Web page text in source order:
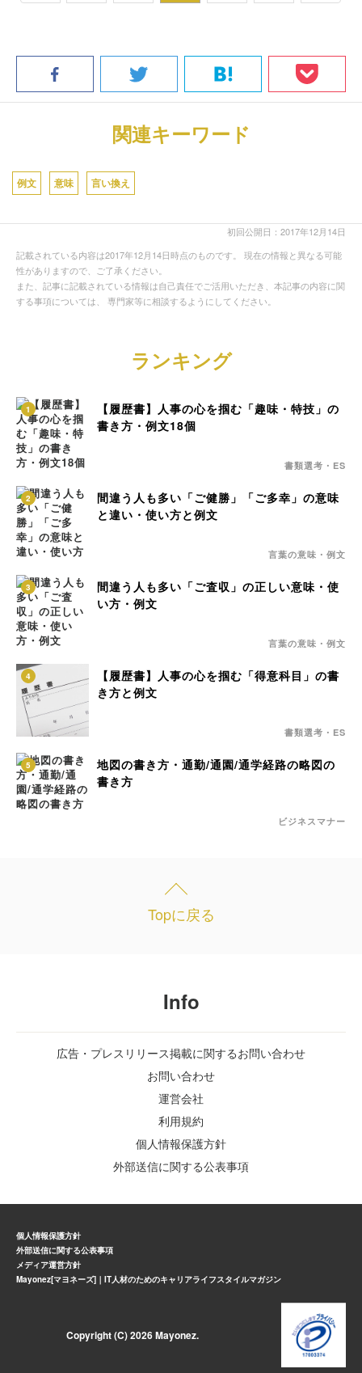
関連キーワード
例文 意味 言い換え
初回公開日：2017年12月14日
記載されている内容は2017年12月14日時点のものです。 現在の情報と異なる可能
性がありますので、ご了承ください。
また、記事に記載されている情報は自己責任でご活用いただき、本記事の内容に関
する事項については、 専門家等に相談するようにしてください。
ランキング
1
【履歴書】人事の心を掴む「趣味・特技」の
書き方・例文18個
書類選考・ES
2
間違う人も多い「ご健勝」「ご多幸」の意味
と違い・使い方と例文
言葉の意味・例文
3
間違う人も多い「ご査収」の正しい意味・使
い方・例文
言葉の意味・例文
4
【履歴書】人事の心を掴む「得意科目」の書
き方と例文
書類選考・ES
5
地図の書き方・通勤/通園/通学経路の略図の
書き方
ビジネスマナー
Topに戻る
Info
広告・プレスリリース掲載に関するお問い合わせ
お問い合わせ
運営会社
利用規約
個人情報保護方針
外部送信に関する公表事項
個人情報保護方針
外部送信に関する公表事項
メディア運営方針
Mayonez[マヨネーズ]｜IT人材のためのキャリアライフスタイルマガジン
Copyright (C) 2026 Mayonez.